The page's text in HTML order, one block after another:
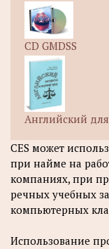
CD GMDSS
Английский
CES может
при найме на
компаниях, при
речных учебных
компьютерных
Использование